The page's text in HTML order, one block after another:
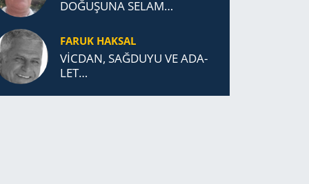
DOĞUŞUNA SELAM
FARUK HAKSAL
VİCDAN, SAĞ­DU­YU VE ADA­
LET…